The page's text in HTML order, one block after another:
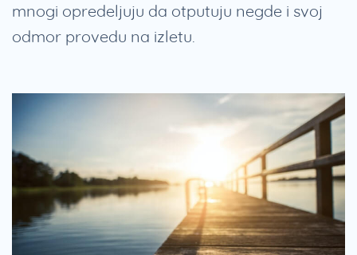
mnogi opredeljuju da otputuju negde i svoj
odmor provedu na izletu.